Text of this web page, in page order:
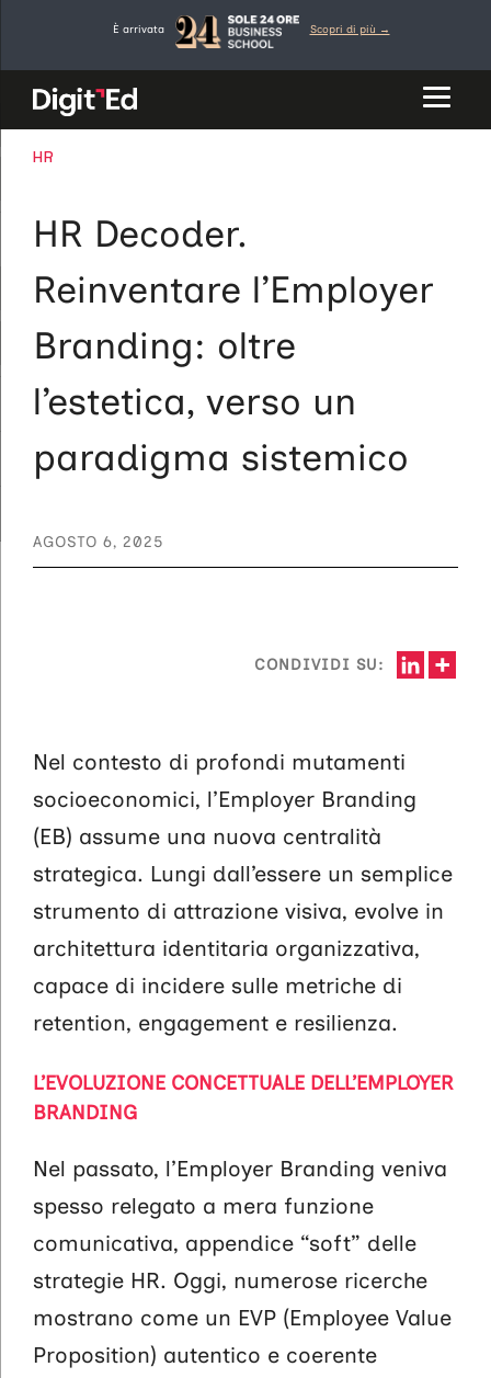
contenuto
È arrivata Scopri di più →
CATEGORIE
HR
HR Decoder.
Reinventare l’Employer
Branding: oltre
l’estetica, verso un
paradigma sistemico
AGOSTO 6, 2025
CONDIVIDI SU:
Nel contesto di profondi mutamenti
socioeconomici, l’Employer Branding
(EB) assume una nuova centralità
strategica. Lungi dall’essere un semplice
strumento di attrazione visiva, evolve in
architettura identitaria organizzativa,
capace di incidere sulle metriche di
retention, engagement e resilienza.
L’EVOLUZIONE CONCETTUALE DELL’EMPLOYER
BRANDING
Nel passato, l’Employer Branding veniva
spesso relegato a mera funzione
comunicativa, appendice “soft” delle
strategie HR. Oggi, numerose ricerche
mostrano come un EVP (Employee Value
Proposition) autentico e coerente